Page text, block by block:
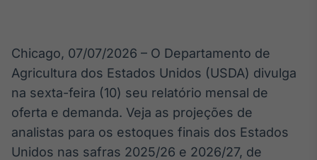
O setor de
energia elétrica
no Brasil
Broadcast
White Label
Chicago, 07/07/2026 – O Departamento de
Agricultura dos Estados Unidos (USDA) divulga
na sexta-feira (10) seu relatório mensal de
oferta e demanda. Veja as projeções de
analistas para os estoques finais dos Estados
Unidos nas safras 2025/26 e 2026/27, de